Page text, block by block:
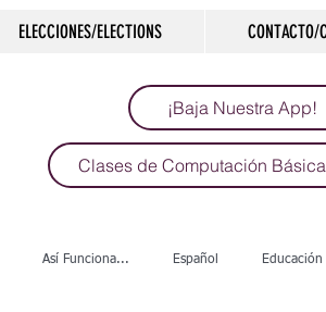
ELECCIONES/ELECTIONS CONTACTO/
¡Baja Nuestra App!
Clases de Computación Básica
Así Funciona... Español Educación